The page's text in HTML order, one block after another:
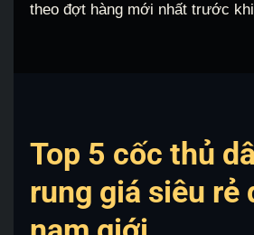
theo đợt hàng mới nhất trước
Top 5 cốc thủ
rung giá siêu rẻ